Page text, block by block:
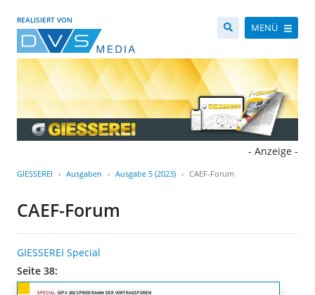
REALISIERT VON
MENÜ
- Anzeige -
GIESSEREI Ausgaben Ausgabe 5 (2023) CAEF-Forum
CAEF-Forum
GIESSEREI Special
Seite 38: